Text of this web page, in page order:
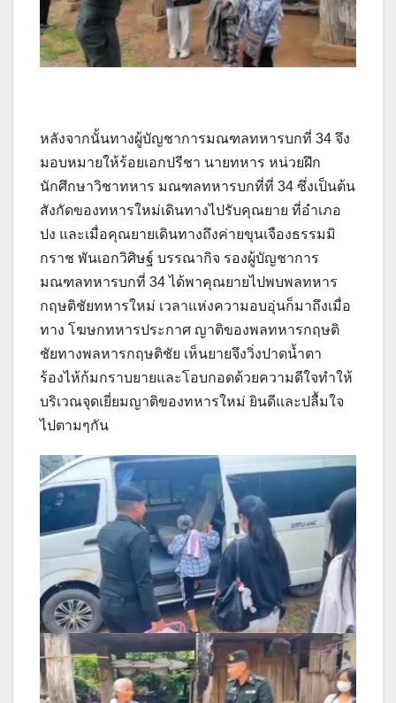
หลังจากนั้นทางผู้บัญชาการมณฑลทหารบกที่ 34 จึง
มอบหมายให้ร้อยเอกปรีชา นายทหาร หน่วยฝึก
นักศึกษาวิชาทหาร มณฑลทหารบกที่ที่ 34 ซึ่งเป็นต้น
สังกัดของทหารใหม่เดินทางไปรับคุณยาย ที่อำเภอ
ปง และเมื่อคุณยายเดินทางถึงค่ายขุนเจืองธรรมมิ
กราช พันเอกวิศิษฐ์ บรรณากิจ รองผู้บัญชาการ
มณฑลทหารบกที่ 34 ได้พาคุณยายไปพบพลทหาร
กฤษติชัยทหารใหม่ เวลาแห่งความอบอุ่นก็มาถึงเมื่อ
ทาง โฆษกทหารประกาศ ญาติของพลทหารกฤษติ
ชัยทางพลหารกฤษติชัย เห็นยายจึงวิ่งปาดน้ำตา
ร้องไห้ก้มกราบยายและโอบกอดด้วยความดีใจทำให้
บริเวณจุดเยี่ยมญาติของทหารใหม่ ยินดีและปลื้มใจ
ไปตามๆกัน